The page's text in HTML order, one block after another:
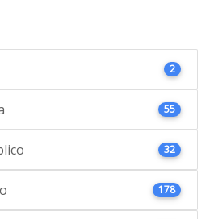
2
55
32
178